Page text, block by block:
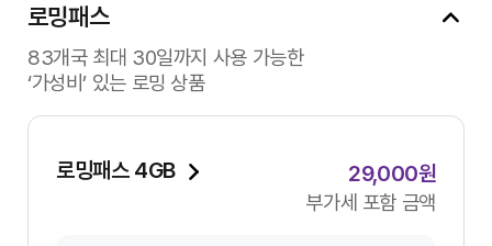
로밍패스
83개국 최대 30일까지 사용 가능한
‘가성비’ 있는 로밍 상품
로밍패스 4GB 29,000원
부가세 포함 금액